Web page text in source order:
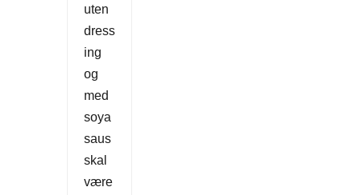
uten
dress
ing
og
med
soya
saus
skal
være